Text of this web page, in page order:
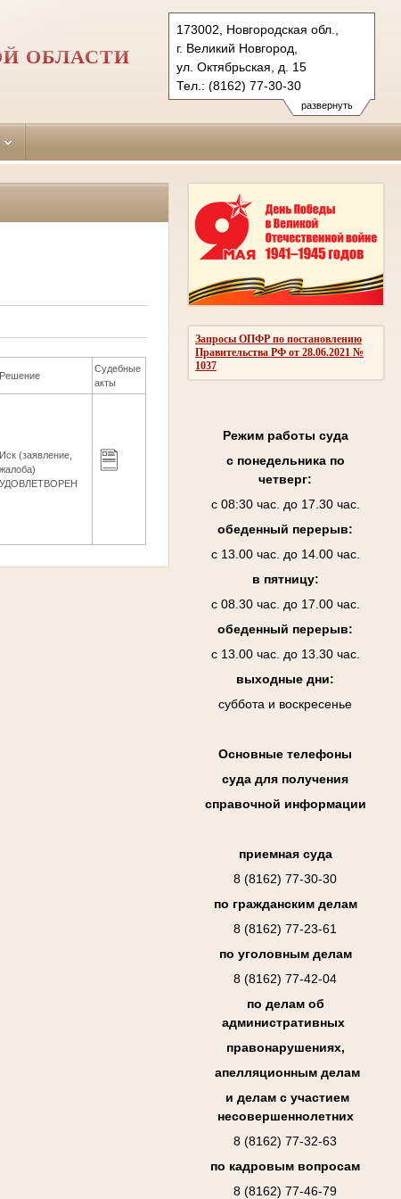
развернуть
173002, Новгородская обл.,
г. Великий Новгород,
ул. Октябрьская, д. 15
Тел.: (8162) 77-30-30
novgorodski.nvg@sudrf.ru
ОБЛАСТИ
Запросы ОПФР по постановлению
Правительства РФ от 28.06.2021 №
1037
Режим работы суда
с понедельника по
четверг:
с 08:30 час. до 17.30 час.
обеденный перерыв:
с 13.00 час. до 14.00 час.
в пятницу:
с 08.30 час. до 17.00 час.
обеденный перерыв:
с 13.00 час. до 13.30 час.
выходные дни:
суббота и воскресенье
Основные телефоны
суда для получения
справочной информации
приемная суда
8 (8162) 77-30-30
по гражданским делам
8 (8162) 77-23-61
по уголовным делам
8 (8162) 77-42-04
по делам об
административных
правонарушениях,
апелляционным делам
и делам с участием
несовершеннолетних
8 (8162) 77-32-63
по кадровым вопросам
8 (8162) 77-46-79
Решение
Судебные
акты
Иск (заявление,
жалоба)
УДОВЛЕТВОРЕН